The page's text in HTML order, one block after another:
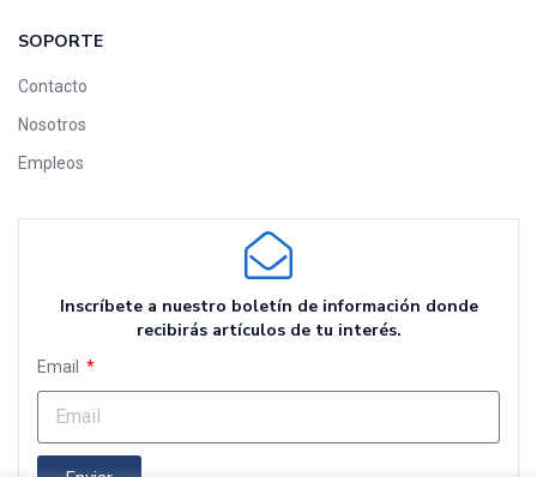
SOPORTE
Contacto
Nosotros
Empleos
Inscríbete a nuestro boletín de información donde
recibirás artículos de tu interés.
Email